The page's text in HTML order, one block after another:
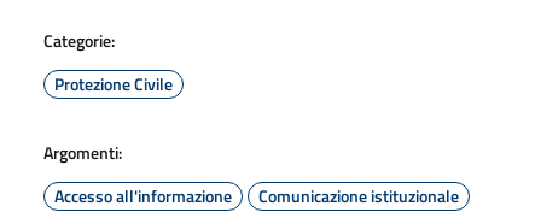
Categorie:
Protezione Civile
Argomenti:
Accesso all'informazione
Comunicazione istituzionale